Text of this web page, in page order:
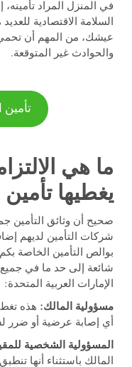
في المنزل المراد تأمينه،
السلامة الاقتصادية
عيشك، من المهم أن
والحوادث غير المتوقعة.
ما هي
يغطيها
صحيح أن وثائق التأمين
شركات التأمين لديهم
بوالص التأمين الخاصة
شائعة إلى حد ما في جميع
الإمارات العربية المتحدة:
مسؤولية المالك: هذه
أي إصابة عرضية أو ضرر
المسؤولية الشخصية
المالك باستثناء أنها